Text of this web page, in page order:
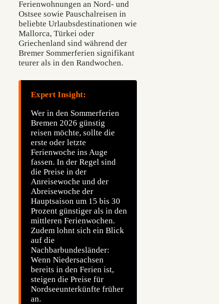
Ferienwohnungen an Nord- und
Ostsee sowie Pauschalreisen in
beliebte Urlaubsdestinationen wie
Mallorca, Türkei oder
Griechenland sind während der
Bremer Sommerferien signifikant
teurer als in den Randwochen.
Expert Insight:
Wer in den Sommerferien
Bremen 2026 günstig
reisen möchte, sollte die
erste oder letzte
Ferienwoche ins Auge
fassen. In der Regel sind
die Preise in der
Anreisewoche und der
Abreisewoche der
Hauptsaison um 15 bis 30
Prozent günstiger als in den
mittleren Ferienwochen.
Zudem lohnt sich ein Blick
auf die
Nachbarbundesländer:
Wenn Niedersachsen
bereits in den Ferien ist,
steigen die Preise für
Nordseeunterkünfte früher
an.